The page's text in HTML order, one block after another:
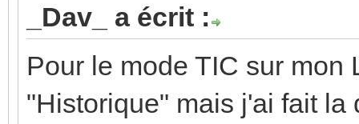
_Dav_ a écrit :
Pour le mode TIC sur mon
"Historique" mais j'ai fait